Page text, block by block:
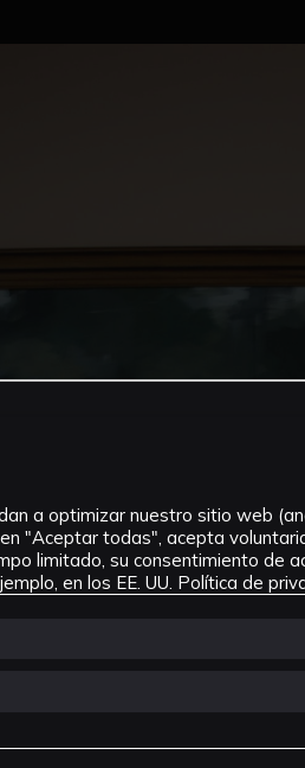
a optimizar nuestro sitio web
"Aceptar todas", acepta
limitado, su consentimiento de
en los EE. UU. Política de